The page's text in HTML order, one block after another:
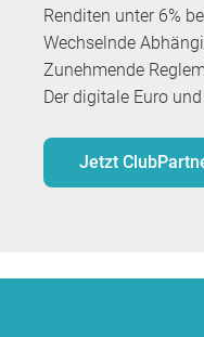
Renditen unter 6%
Wechselnde
Zunehmende
Der digitale Euro
Jetzt